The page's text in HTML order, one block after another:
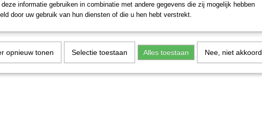
deze informatie gebruiken in combinatie met andere gegevens die zij mogelijk hebben
door uw gebruik van hun diensten of die u hen hebt verstrekt.
opnieuw tonen Selectie toestaan Alles toestaan Nee, niet akkoord